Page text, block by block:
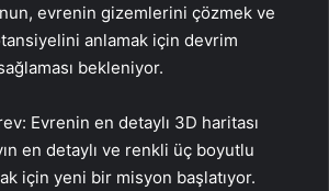
evrenin gizemlerini çözmek ve
anlamak için devrim
bekleniyor.
Evrenin en detaylı 3D haritası
en detaylı ve renkli üç boyutlu
için yeni bir misyon başlatıyor.